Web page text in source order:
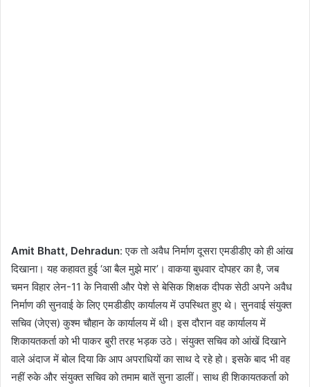
Amit Bhatt, Dehradun: एक तो अवैध निर्माण दूसरा एमडीडीए को ही आंख
दिखाना। यह कहावत हुई ‘आ बैल मुझे मार’। वाकया बुधवार दोपहर का है, जब
चमन विहार लेन-11 के निवासी और पेशे से बेसिक शिक्षक दीपक सेठी अपने अवैध
निर्माण की सुनवाई के लिए एमडीडीए कार्यालय में उपस्थित हुए थे। सुनवाई संयुक्त
सचिव (जेएस) कुश्म चौहान के कार्यालय में थी। इस दौरान वह कार्यालय में
शिकायतकर्ता को भी पाकर बुरी तरह भड़क उठे। संयुक्त सचिव को आंखें दिखाने
वाले अंदाज में बोल दिया कि आप अपराधियों का साथ दे रहे हो। इसके बाद भी वह
नहीं रुके और संयुक्त सचिव को तमाम बातें सुना डालीं। साथ ही शिकायतकर्ता को